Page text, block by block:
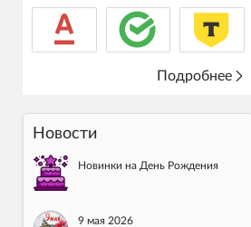
Подробнее
Новости
Новинки на День Рождения
9 мая 2026